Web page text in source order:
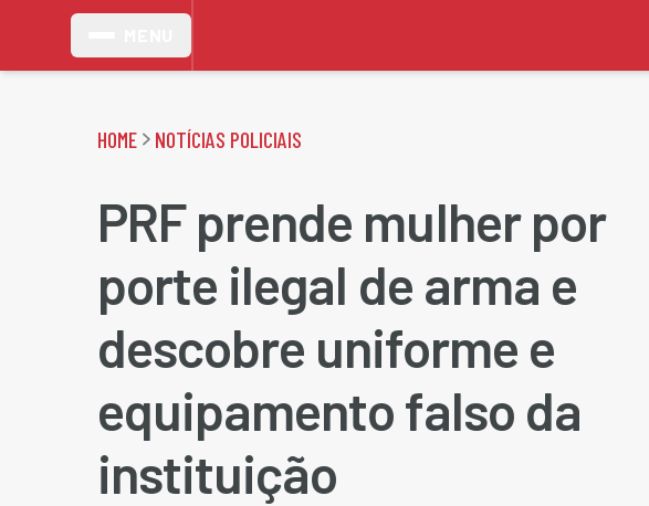
HOME NOTÍCIAS POLICIAIS
PRF prende mulher por
porte ilegal de arma e
descobre uniforme e
equipamento falso da
instituição